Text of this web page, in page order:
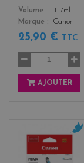
Color
Volume
11.7ml
Marque
Canon
25,90 € TTC
AJOUTER